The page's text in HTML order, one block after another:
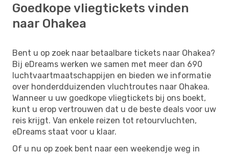
Goedkope vliegtickets vinden
naar Ohakea
Bent u op zoek naar betaalbare tickets naar Ohakea?
Bij eDreams werken we samen met meer dan 690
luchtvaartmaatschappijen en bieden we informatie
over honderdduizenden vluchtroutes naar Ohakea.
Wanneer u uw goedkope vliegtickets bij ons boekt,
kunt u erop vertrouwen dat u de beste deals voor uw
reis krijgt. Van enkele reizen tot retourvluchten,
eDreams staat voor u klaar.
Of u nu op zoek bent naar een weekendje weg in